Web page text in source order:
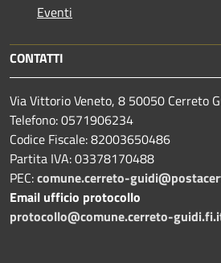
Eventi
CONTATTI
Via Vittorio Veneto, 8 50050 Cerreto
Telefono: 0571906234
Codice Fiscale: 82003650486
Partita IVA: 03378170488
PEC:comune.cerreto-
Email ufficio protocollo
protocollo@comune.cerreto-